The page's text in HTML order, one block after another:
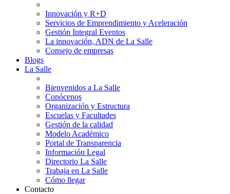
Innovación y R+D
Servicios de Emprendimiento y Aceleración
Gestión Integral Eventos
La innovación, ADN de La Salle
Consejo de empresas
Blogs
La Salle
Bienvenidos a La Salle
Conócenos
Organización y Estructura
Escuelas y Facultades
Gestión de la calidad
Modelo Académico
Portal de Transparencia
Información Legal
Directorio La Salle
Trabaja en La Salle
Cómo llegar
Contacto